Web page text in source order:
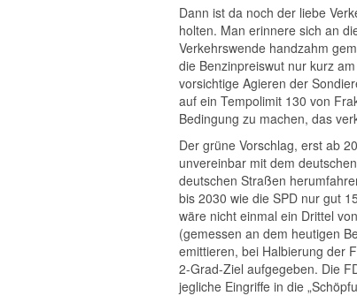
Dann ist da noch der liebe
holten. Man erinnere sich an
Verkehrswende handzahm
die Benzinpreiswut nur kurz
vorsichtige Agieren der
auf ein Tempolimit 130 von
Bedingung zu machen, das
Der grüne Vorschlag, erst ab
unvereinbar mit dem
deutschen Straßen
bis 2030 wie die SPD nur gut
wäre nicht einmal ein Drittel
(gemessen an dem heutigen
emittieren, bei Halbierung der
2-Grad-Ziel aufgegeben. Die
jegliche Eingriffe in die